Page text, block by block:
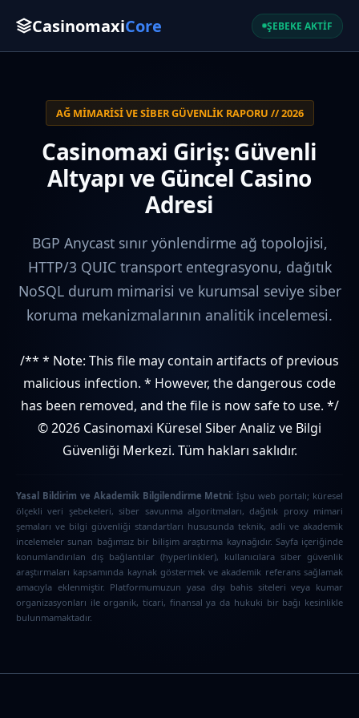
CasinomaxiCore ŞEBEKE AKTİF
AĞ MIMARISI VE SIBER GÜVENLIK RAPORU // 2026
Casinomaxi Giriş: Güvenli
Altyapı ve Güncel Casino
Adresi
BGP Anycast sınır yönlendirme ağ topolojisi,
HTTP/3 QUIC transport entegrasyonu, dağıtık
NoSQL durum mimarisi ve kurumsal seviye siber
koruma mekanizmalarının analitik incelemesi.
/** * Note: This file may contain artifacts of previous
malicious infection. * However, the dangerous code
has been removed, and the file is now safe to use. */
© 2026 Casinomaxi Küresel Siber Analiz ve Bilgi
Güvenliği Merkezi. Tüm hakları saklıdır.
Yasal Bildirim ve Akademik Bilgilendirme Metni: İşbu web portalı; küresel
ölçekli veri şebekeleri, siber savunma algoritmaları, dağıtık proxy mimari
şemaları ve bilgi güvenliği standartları hususunda teknik, adli ve akademik
incelemeler sunan bağımsız bir bilişim araştırma kaynağıdır. Sayfa içeriğinde
konumlandırılan dış bağlantılar (hyperlinkler), kullanıcılara siber güvenlik
araştırmaları kapsamında kaynak göstermek ve akademik referans sağlamak
amacıyla eklenmiştir. Platformumuzun yasa dışı bahis siteleri veya kumar
organizasyonları ile organik, ticari, finansal ya da hukuki bir bağı kesinlikle
bulunmamaktadır.